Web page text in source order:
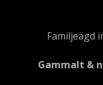
Familjeägd
Gammalt &